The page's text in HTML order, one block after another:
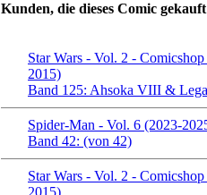
Kunden, die dieses Comic
Star Wars - Vol. 2 -
2015)
Band 125: Ahsoka VIII &
Spider-Man - Vol. 6 (2023-
Band 42: (von 42)
Star Wars - Vol. 2 -
2015)